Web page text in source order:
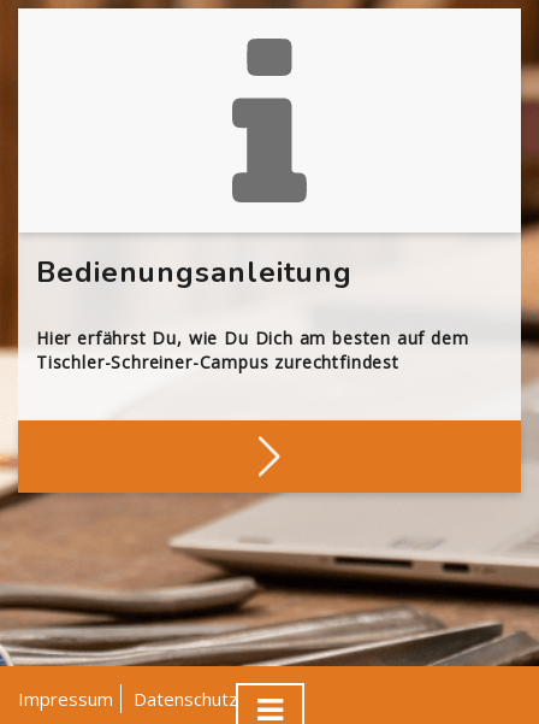
Bedienungsanleitung
Hier erfährst Du, wie Du Dich am besten auf dem
Tischler-Schreiner-Campus zurechtfindest
Impressum Datenschutz AGB